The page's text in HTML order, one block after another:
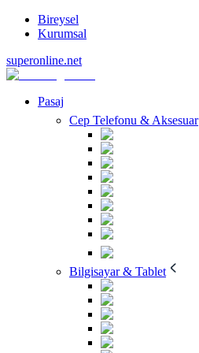
Bireysel
Kurumsal
superonline.net
Pasaj
Cep Telefonu & Aksesuar
Bilgisayar & Tablet